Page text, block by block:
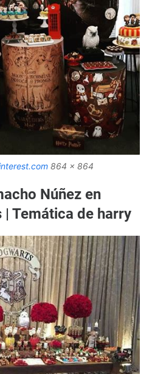
864 x 864
Núñez en
| Temática de harry